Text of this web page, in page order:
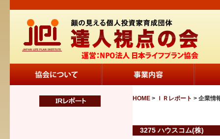
HOME > ＩＲレポート > 企業情
3275 ハウスコム(株)